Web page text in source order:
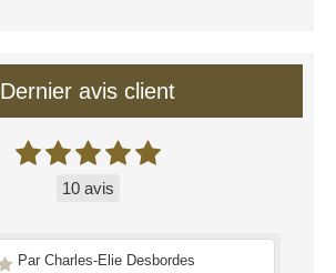
Dernier avis client
10 avis
Par Charles-Elie Desbordes